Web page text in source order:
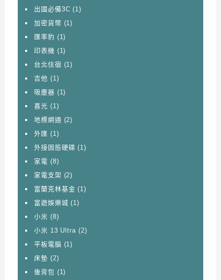
出國必備3C (1)
加密貨幣 (1)
匯率豹 (1)
印表機 (1)
台北住宿 (1)
吉他 (1)
吸塵器 (1)
喜光 (1)
地標網通 (2)
外匯 (1)
外接固態硬碟 (1)
家電 (8)
家電支架 (2)
富蘭克林基金 (1)
富遊娛樂城 (1)
小米 (8)
小米 13 Ultra (2)
平板電腦 (1)
床墊 (2)
後背包 (1)